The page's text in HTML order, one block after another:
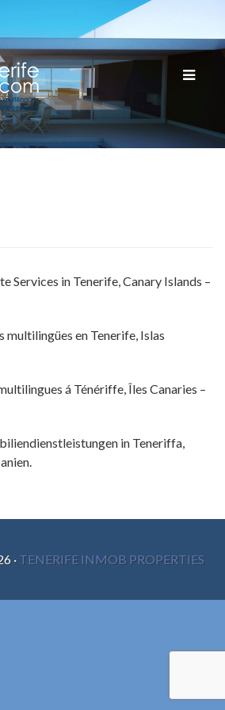
Services in Tenerife, Canary Islands –
en Tenerife, Islas
á Ténériffe, Îles Canaries –
in Teneriffa,
· TENERIFE INMOB PROPERTIES